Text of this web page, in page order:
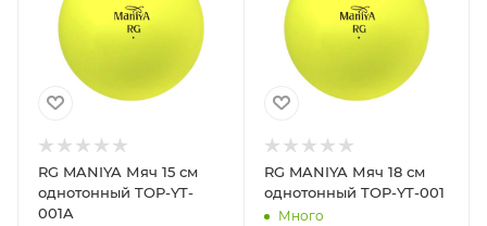
RG MANIYA Мяч 15 см
однотонный TOP-YT-
001A
RG MANIYA Мяч 18 см
однотонный TOP-YT-001
Много